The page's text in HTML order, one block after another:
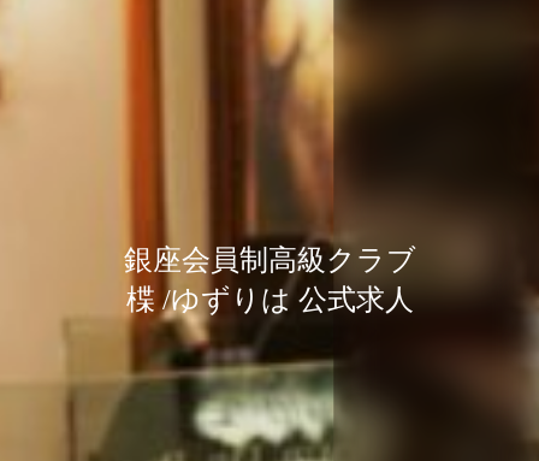
銀座会員制高級クラブ
楪 /ゆずりは 公式求人
銀座会員制高級クラブ
楪 /ゆずりは 公式求人
銀座会員制高級クラブ
楪 /ゆずりは 公式求人